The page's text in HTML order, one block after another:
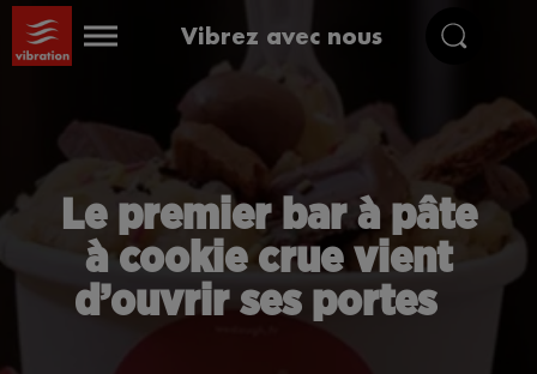
Vibrez avec nous
Le premier bar à pâte
à cookie crue vient
d’ouvrir ses portes